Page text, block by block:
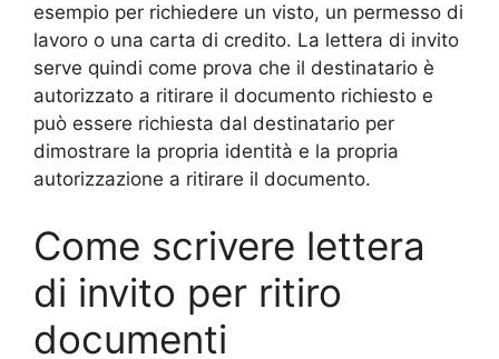
esempio per richiedere un visto, un permesso di
lavoro o una carta di credito. La lettera di invito
serve quindi come prova che il destinatario è
autorizzato a ritirare il documento richiesto e
può essere richiesta dal destinatario per
dimostrare la propria identità e la propria
autorizzazione a ritirare il documento.
Come scrivere lettera
di invito per ritiro
documenti